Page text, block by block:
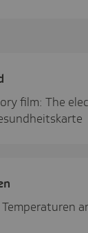
film: The